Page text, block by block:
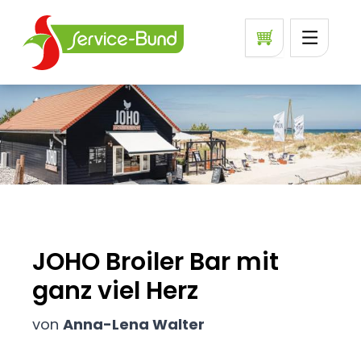
JOHO Broiler Bar mit
ganz viel Herz
von Anna-Lena Walter